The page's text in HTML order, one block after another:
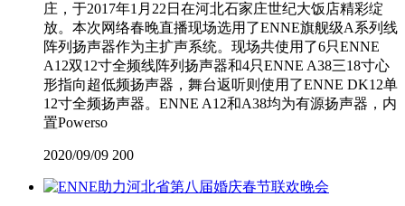
庄，于2017年1月22日在河北石家庄世纪大饭店精彩绽
放。本次网络春晚直播现场选用了ENNE旗舰级A系列线
阵列扬声器作为主扩声系统。现场共使用了6只ENNE
A12双12寸全频线阵列扬声器和4只ENNE A38三18寸心
形指向超低频扬声器，舞台返听则使用了ENNE DK12单
12寸全频扬声器。ENNE A12和A38均为有源扬声器，内
置Powerso
2020/09/09 200